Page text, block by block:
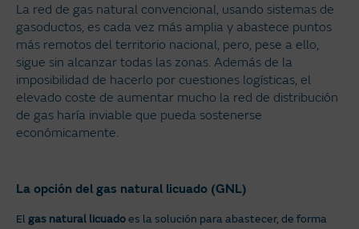
La red de gas natural convencional, usando sistemas de
gasoductos, es cada vez más amplia y abastece puntos
más remotos del territorio nacional, pero, pese a ello,
sigue sin alcanzar todas las zonas. Además de la
imposibilidad de hacerlo por cuestiones logísticas, el
elevado coste de aumentar mucho la red de distribución
de gas haría inviable que pueda sostenerse
económicamente.
La opción del gas natural licuado (GNL)
El gas natural licuadoes la solución para abastecer, de forma